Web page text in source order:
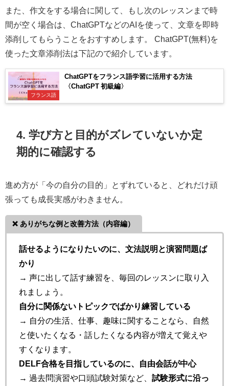
また、作文をする場合に関して、もし次のレッスンまで時
間が空く場合は、ChatGPTなどのAIを使って、文章を即時
添削してもらうことをおすすめします。 ChatGPT(無料)を
使った文章添削法は下記ので紹介しています。
フランス語
ChatGPTをフランス語学習に活用する方法
〈ChatGPT 初級編〉
4. 学び方と目的がズレていないか定
期的に確認する
進め方が「今の自分の目的」とずれていると、どれだけ頑
張っても成長実感がわきません。
❌ ありがちな例と改善方法（内容編）
話せるようになりたいのに、文法説明と演習問題ば
かり
→ 声に出して話す練習を、毎回のレッスンに取り入
れましょう。
自分に関係ないトピックでばかり練習している
→ 自分の生活、仕事、趣味に関することなら、自然
と使いたくなる・話したくなる内容が増えて覚えや
すくなります。
DELF合格を目指しているのに、自由会話が中心
→ 過去問演習や口頭試験対策など、 試験形式に沿っ